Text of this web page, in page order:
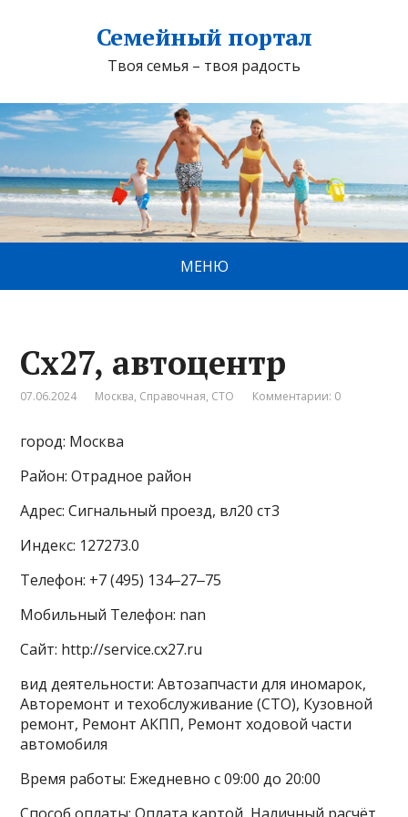
Семейный портал
Твоя семья – твоя радость
МЕНЮ
Cx27, автоцентр
07.06.2024 Москва, Справочная, СТО Комментарии: 0
город: Москва
Район: Отрадное район
Адрес: Сигнальный проезд, вл20 ст3
Индекс: 127273.0
Телефон: +7 (495) 134‒27‒75
Мобильный Телефон: nan
Сайт: http://service.cx27.ru
вид деятельности: Автозапчасти для иномарок,
Авторемонт и техобслуживание (СТО), Кузовной
ремонт, Ремонт АКПП, Ремонт ходовой части
автомобиля
Время работы: Ежедневно с 09:00 до 20:00